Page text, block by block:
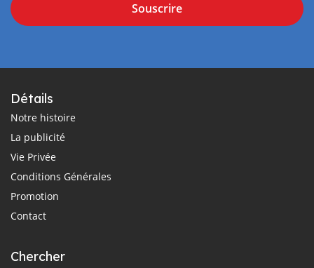
Souscrire
Détails
Notre histoire
La publicité
Vie Privée
Conditions Générales
Promotion
Contact
Chercher